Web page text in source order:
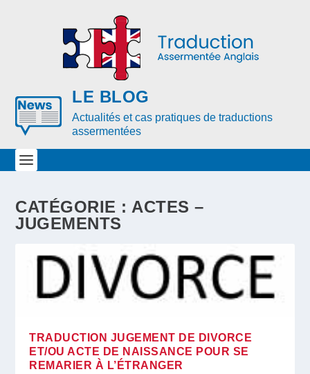
LE BLOG
Actualités et cas pratiques de traductions
assermentées
CATÉGORIE : ACTES –
JUGEMENTS
TRADUCTION JUGEMENT DE DIVORCE
ET/OU ACTE DE NAISSANCE POUR SE
REMARIER À L’ÉTRANGER